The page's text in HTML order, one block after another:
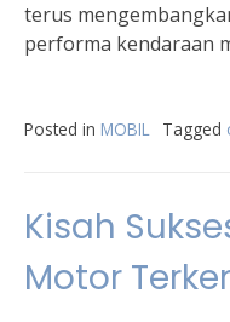
terus
performa kendaraan
Posted in MOBIL Tagged
Kisah
Motor